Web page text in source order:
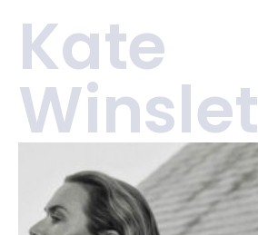
Kate
Winslet